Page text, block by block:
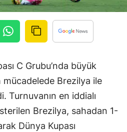
C Grubu’nda büyük
Brezilya ile
Turnuvanın en iddialı
Brezilya, sahadan 1-
Dünya Kupası